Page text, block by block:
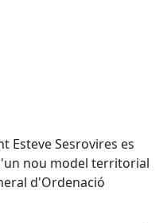
Esteve Sesrovires es
nou model territorial
d'Ordenació